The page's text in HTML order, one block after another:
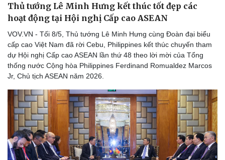
Thủ tướng Lê Minh Hưng kết thúc tốt đẹp các
hoạt động tại Hội nghị Cấp cao ASEAN
VOV.VN - Tối 8/5, Thủ tướng Lê Minh Hưng cùng Đoàn đại biểu
cấp cao Việt Nam đã rời Cebu, Philippines kết thúc chuyến tham
dự Hội nghị Cấp cao ASEAN lần thứ 48 theo lời mời của Tổng
thống nước Cộng hòa Philippines Ferdinand Romualdez Marcos
Jr, Chủ tịch ASEAN năm 2026.